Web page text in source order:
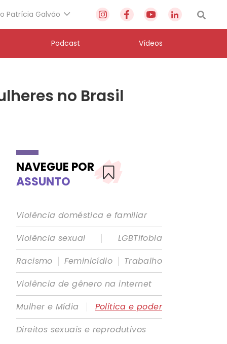
Patrícia Galvão
Podcast Vídeos
no Brasil
NAVEGUE POR
ASSUNTO
Violência doméstica e familiar
Violência sexual
|
LGBTIfobia
Racismo | Feminicídio | Trabalho
Violência de gênero na internet
Mulher e Mídia
|
Política e poder
Direitos sexuais e reprodutivos